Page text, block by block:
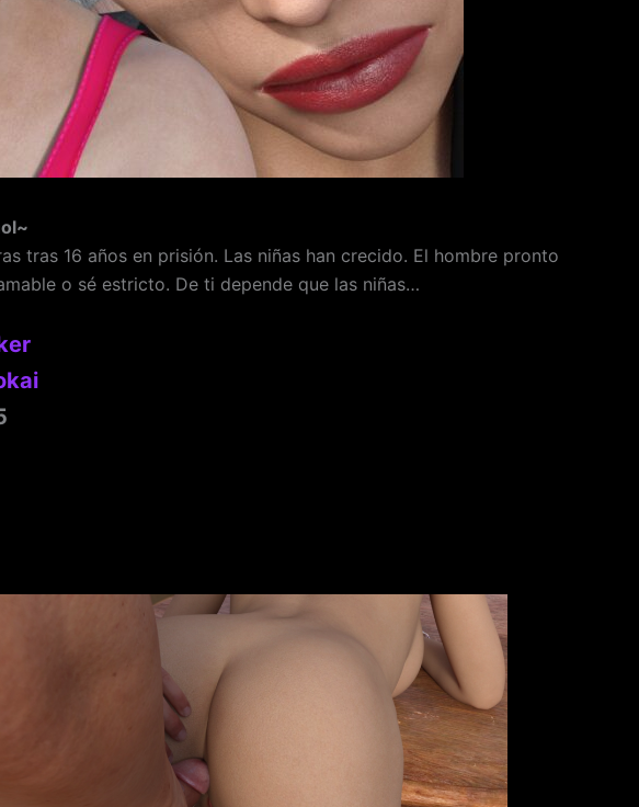
tras 16 años en prisión. Las niñas han crecido. El hombre pronto
o sé estricto. De ti depende que las niñas…